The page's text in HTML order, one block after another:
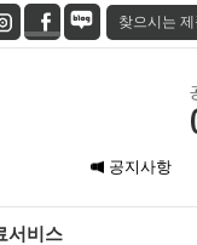
공지사항
서비스